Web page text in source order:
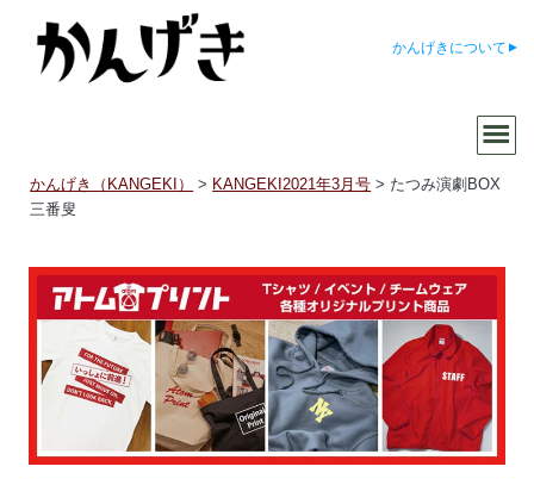
かんげきについて
かんげき（KANGEKI） > KANGEKI2021年3月号 > たつみ演劇BOX
三番叟